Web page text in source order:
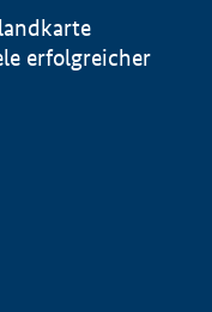
erfolgreicher